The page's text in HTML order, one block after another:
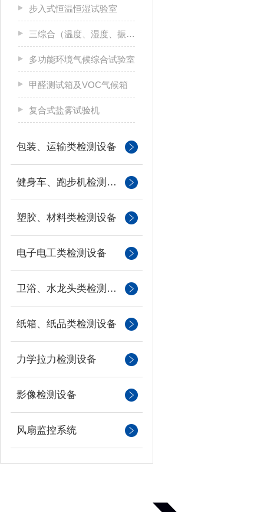
步入式恒温恒湿试验室
三综合（温度、湿度、振动）试验箱
多功能环境气候综合试验室
甲醛测试箱及VOC气候箱
复合式盐雾试验机
包装、运输类检测设备
健身车、跑步机检测设备
塑胶、材料类检测设备
电子电工类检测设备
卫浴、水龙头类检测设备
纸箱、纸品类检测设备
力学拉力检测设备
影像检测设备
风扇监控系统